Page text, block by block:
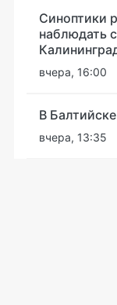
Синоптики
наблюдать
вчера, 16:00
В
вчера, 13:35